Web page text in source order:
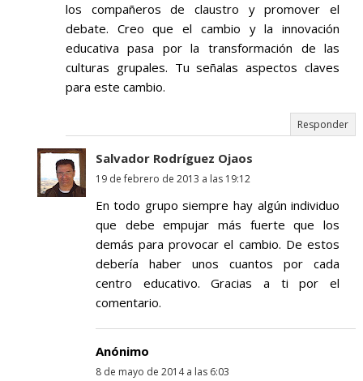
los compañeros de claustro y promover el
debate. Creo que el cambio y la innovación
educativa pasa por la transformación de las
culturas grupales. Tu señalas aspectos claves
para este cambio.
Responder
Salvador Rodríguez Ojaos
19 de febrero de 2013 a las 19:12
En todo grupo siempre hay algún individuo
que debe empujar más fuerte que los
demás para provocar el cambio. De estos
debería haber unos cuantos por cada
centro educativo. Gracias a ti por el
comentario.
Anónimo
8 de mayo de 2014 a las 6:03